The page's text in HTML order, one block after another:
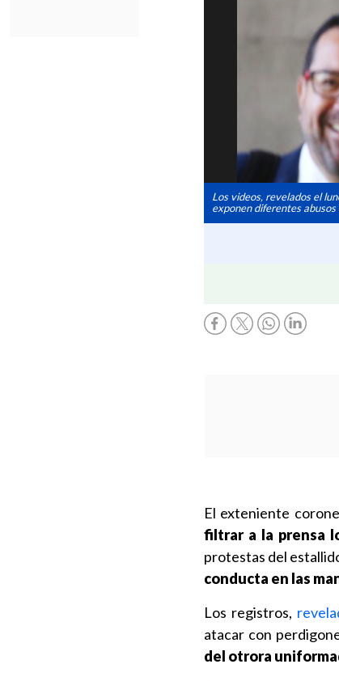
Los videos, revelados el
exponen diferentes
El exteniente
filtrar a la prensa
protestas del
conducta en las
Los registros,
atacar con
del otrora